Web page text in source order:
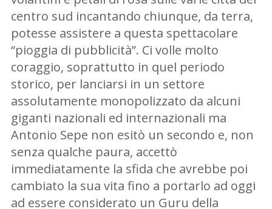
centro sud incantando chiunque, da terra,
potesse assistere a questa spettacolare
“pioggia di pubblicità”. Ci volle molto
coraggio, soprattutto in quel periodo
storico, per lanciarsi in un settore
assolutamente monopolizzato da alcuni
giganti nazionali ed internazionali ma
Antonio Sepe non esitò un secondo e, non
senza qualche paura, accettò
immediatamente la sfida che avrebbe poi
cambiato la sua vita fino a portarlo ad oggi
ad essere considerato un Guru della